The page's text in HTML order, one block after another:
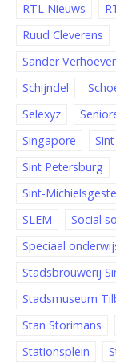
RTL Nieuws
Ruud Cleverens
Sander
Schijndel
Selexyz
Singapore
Sint Petersburg
Sint-
SLEM
Social
Speciaal
Stadsbrouwerij
Stadsmuseum
Stan Storimans
Stationsplein